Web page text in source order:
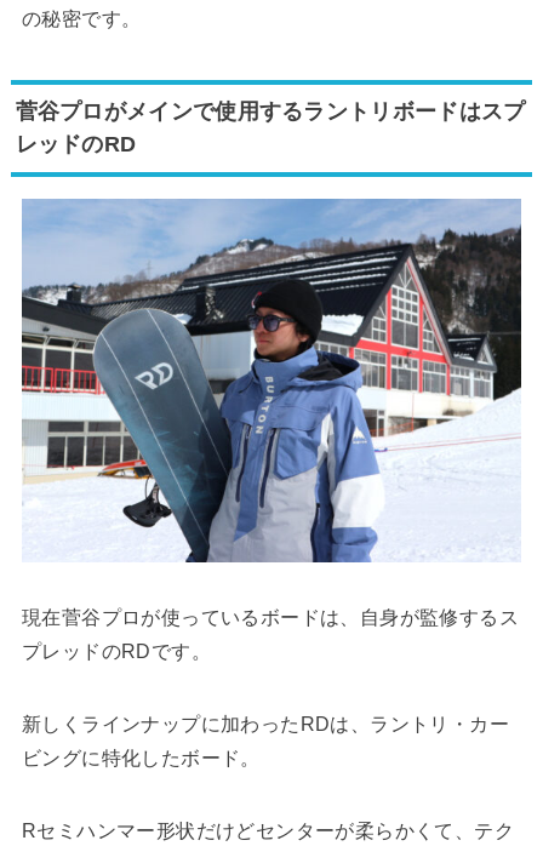
の秘密です。
菅谷プロがメインで使用するラントリボードはスプ
レッドのRD
現在菅谷プロが使っているボードは、自身が監修するス
プレッドのRDです。
新しくラインナップに加わったRDは、ラントリ・カー
ビングに特化したボード。
Rセミハンマー形状だけどセンターが柔らかくて、テク